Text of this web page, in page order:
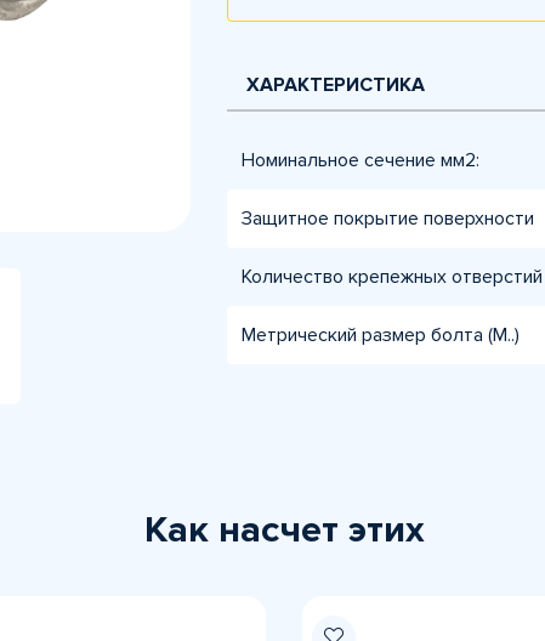
ХАРАКТЕРИСТИКА
Номинальное сечение мм2:
Защитное покрытие поверхности
Количество крепежных отверстий
Метрический размер болта (М..)
Как насчет этих